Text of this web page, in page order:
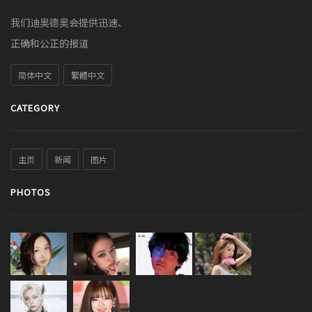
我们迪奥德奥会提供迅速、
正确和公正的报道
简体中文 繁體中文
CATEGORY
主页 新闻 图片
PHOTOS